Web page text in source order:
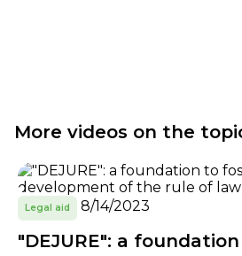
More videos on the
Legal aid 8/14/2023
"DEJURE": a